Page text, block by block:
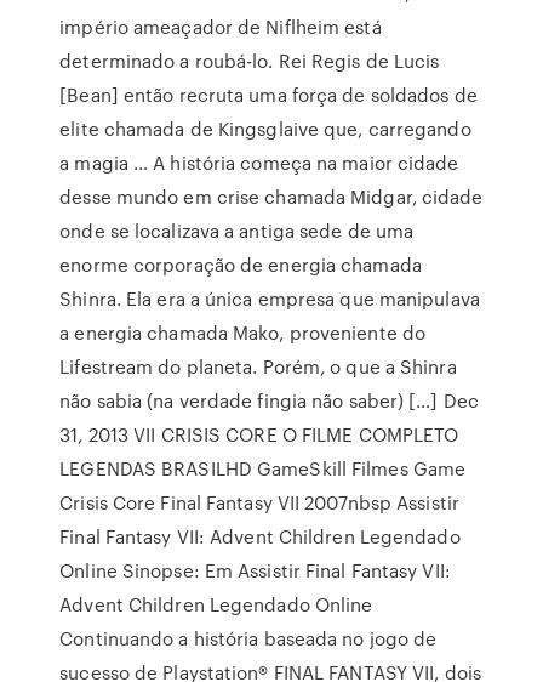
império ameaçador de Niflheim está
determinado a roubá-lo. Rei Regis de Lucis
[Bean] então recruta uma força de soldados de
elite chamada de Kingsglaive que, carregando
a magia … A história começa na maior cidade
desse mundo em crise chamada Midgar, cidade
onde se localizava a antiga sede de uma
enorme corporação de energia chamada
Shinra. Ela era a única empresa que manipulava
a energia chamada Mako, proveniente do
Lifestream do planeta. Porém, o que a Shinra
não sabia (na verdade fingia não saber) […] Dec
31, 2013 VII CRISIS CORE O FILME COMPLETO
LEGENDAS BRASILHD GameSkill Filmes Game
Crisis Core Final Fantasy VII 2007nbsp Assistir
Final Fantasy VII: Advent Children Legendado
Online Sinopse: Em Assistir Final Fantasy VII:
Advent Children Legendado Online
Continuando a história baseada no jogo de
sucesso de Playstation® FINAL FANTASY VII, dois